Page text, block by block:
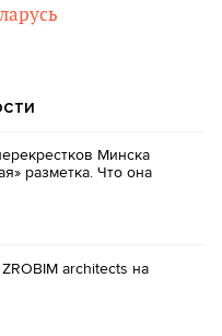
Минска
разметка. Что она
architects на